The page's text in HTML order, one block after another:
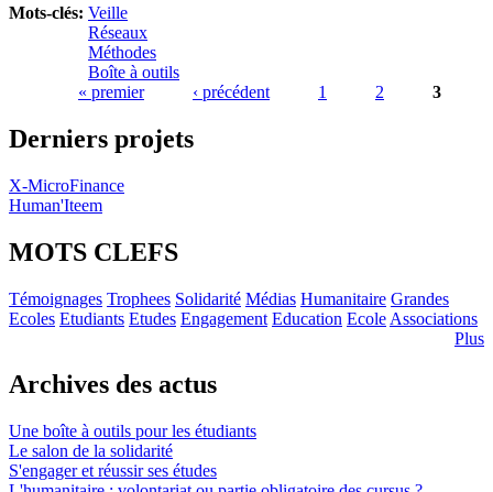
Mots-clés: Veille
Réseaux
Méthodes
Boîte à outils
« premier ‹ précédent 1 2 3
Derniers projets
X-MicroFinance
Human'Iteem
MOTS CLEFS
Témoignages Trophees Solidarité Médias Humanitaire Grandes
Ecoles Etudiants Etudes Engagement Education Ecole Associations
Plus
Archives des actus
Une boîte à outils pour les étudiants
Le salon de la solidarité
S'engager et réussir ses études